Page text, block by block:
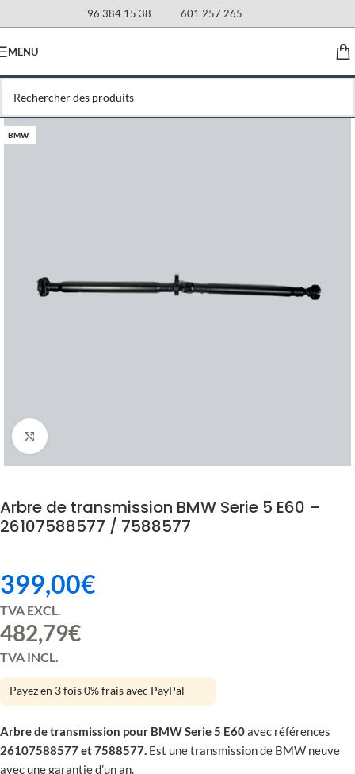
96 384 15 38 601 257 265
MENU
BMW
Click to enlarge
Arbre de transmission BMW Serie 5 E60 –
26107588577 / 7588577
399,00€
TVA EXCL.
482,79€
TVA INCL.
Payez en 3 fois 0% frais avec PayPal
Arbre de transmission pour BMW Serie 5 E60avec références
26107588577 et 7588577. Est une transmission de BMW neuve
avec une garantie d’un an.